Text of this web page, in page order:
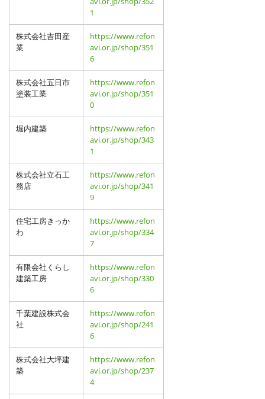
1
株式会社吉田産
業
https://www.refon
avi.or.jp/shop/351
6
株式会社五日市
塗装工業
https://www.refon
avi.or.jp/shop/351
0
堀内建築
https://www.refon
avi.or.jp/shop/343
1
株式会社立石工
務店
https://www.refon
avi.or.jp/shop/341
9
住宅工房きっか
わ
https://www.refon
avi.or.jp/shop/334
7
有限会社くらし
建築工房
https://www.refon
avi.or.jp/shop/330
6
千葉建設株式会
社
https://www.refon
avi.or.jp/shop/241
6
株式会社大坪建
築
https://www.refon
avi.or.jp/shop/237
4